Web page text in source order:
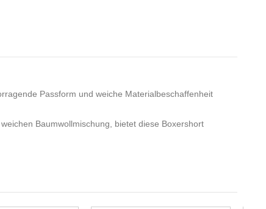
Passform und weiche Materialbeschaffenheit
Baumwollmischung, bietet diese Boxershort